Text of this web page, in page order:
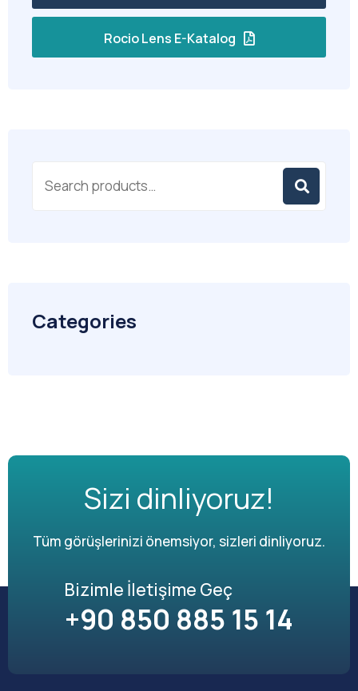
Rocio Lens E-Katalog
Categories
Sizi dinliyoruz!
Tüm görüşlerinizi önemsiyor, sizleri dinliyoruz.
Bizimle İletişime Geç
+90 850 885 15 14